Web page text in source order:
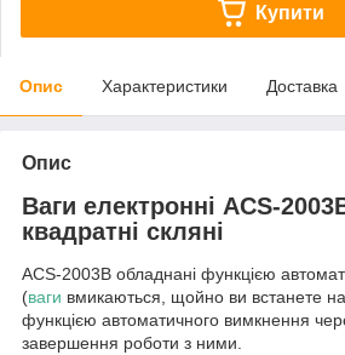
Купити
Опис Характеристики Доставка
Опис
Ваги електронні ACS-
квадратні скляні
ACS-2003B обладнані функцією
(ваги вмикаються, щойно ви встанете
функцією автоматичного вимкнення
завершення роботи з ними.